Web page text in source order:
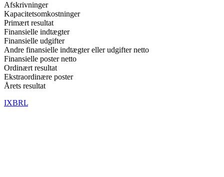
Afskrivninger
Kapacitetsomkostninger
Primært resultat
Finansielle indtægter
Finansielle udgifter
Andre finansielle indtægter eller udgifter netto
Finansielle poster netto
Ordinært resultat
Ekstraordinære poster
Årets resultat
IXBRL